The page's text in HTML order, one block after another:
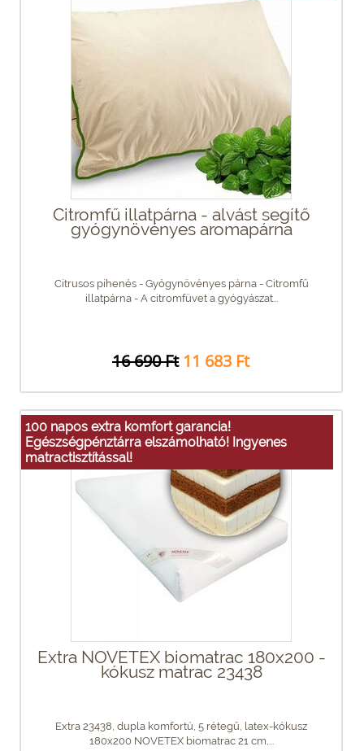
Citromfű illatpárna - alvást segítő
gyógynövényes aromapárna
Citrusos pihenés - Gyógynövényes párna - Citromfű
illatpárna - A citromfüvet a gyógyászat...
16 690 Ft 11 683 Ft
100 napos extra komfort garancia!
Egészségpénztárra elszámolható! Ingyenes
matractisztítással!
Extra NOVETEX biomatrac 180x200 -
kókusz matrac 23438
Extra 23438, dupla komfortú, 5 rétegű, latex-kókusz
180x200 NOVETEX biomatrac 21 cm,...